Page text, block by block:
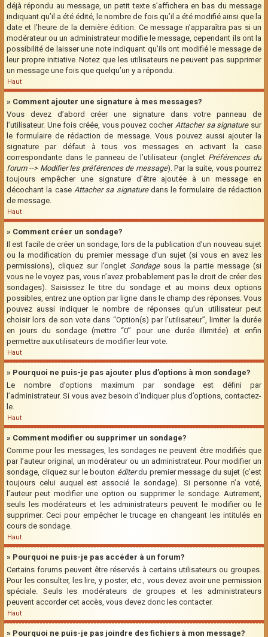
déjà répondu au message, un petit texte s’affichera en bas du message
indiquant qu’il a été édité, le nombre de fois qu’il a été modifié ainsi que la
date et l’heure de la dernière édition. Ce message n’apparaîtra pas si un
modérateur ou un administrateur modifie le message, cependant ils ont la
possibilité de laisser une note indiquant qu’ils ont modifié le message de
leur propre initiative. Notez que les utilisateurs ne peuvent pas supprimer
un message une fois que quelqu’un y a répondu.
Haut
» Comment ajouter une signature à mes messages?
Vous devez d’abord créer une signature dans votre panneau de
l’utilisateur. Une fois créée, vous pouvez cocher Attacher sa signaturesur
le formulaire de rédaction de message. Vous pouvez aussi ajouter la
signature par défaut à tous vos messages en activant la case
correspondante dans le panneau de l’utilisateur (onglet Préférences du
forum --> Modifier les préférences de message). Par la suite, vous pourrez
toujours empêcher une signature d’être ajoutée à un message en
décochant la case Attacher sa signaturedans le formulaire de rédaction
de message.
Haut
» Comment créer un sondage?
Il est facile de créer un sondage, lors de la publication d’un nouveau sujet
ou la modification du premier message d’un sujet (si vous en avez les
permissions), cliquez sur l’onglet Sondagesous la partie message (si
vous ne le voyez pas, vous n’avez probablement pas le droit de créer des
sondages). Saisissez le titre du sondage et au moins deux options
possibles, entrez une option par ligne dans le champ des réponses. Vous
pouvez aussi indiquer le nombre de réponses qu’un utilisateur peut
choisir lors de son vote dans “Option(s) par l’utilisateur”, limiter la durée
en jours du sondage (mettre “0” pour une durée illimitée) et enfin
permettre aux utilisateurs de modifier leur vote.
Haut
» Pourquoi ne puis-je pas ajouter plus d’options à mon sondage?
Le nombre d’options maximum par sondage est défini par
l’administrateur. Si vous avez besoin d’indiquer plus d’options, contactez-
le.
Haut
» Comment modifier ou supprimer un sondage?
Comme pour les messages, les sondages ne peuvent être modifiés que
par l’auteur original, un modérateur ou un administrateur. Pour modifier un
sondage, cliquez sur le bouton éditerdu premier message du sujet (c’est
toujours celui auquel est associé le sondage). Si personne n’a voté,
l’auteur peut modifier une option ou supprimer le sondage. Autrement,
seuls les modérateurs et les administrateurs peuvent le modifier ou le
supprimer. Ceci pour empêcher le trucage en changeant les intitulés en
cours de sondage.
Haut
» Pourquoi ne puis-je pas accéder à un forum?
Certains forums peuvent être réservés à certains utilisateurs ou groupes.
Pour les consulter, les lire, y poster, etc., vous devez avoir une permission
spéciale. Seuls les modérateurs de groupes et les administrateurs
peuvent accorder cet accès, vous devez donc les contacter.
Haut
» Pourquoi ne puis-je pas joindre des fichiers à mon message?